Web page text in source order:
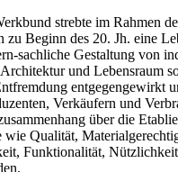
strebte im Rahmen
zu Beginn des 20. Jh. eine
sachliche Gestaltung von
und Lebensraum
entgegengewirkt
Verkäufern und
über die
wie Qualität,
Funktionalität,